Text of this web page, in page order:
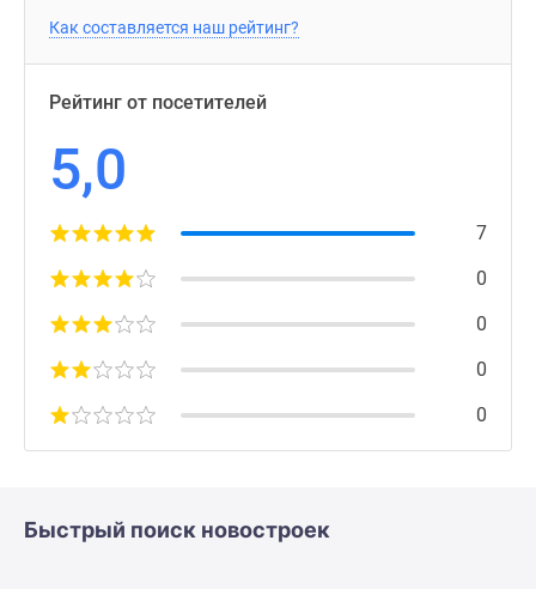
Как составляется наш рейтинг?
Рейтинг от посетителей
5,0
7
0
0
0
0
Быстрый поиск новостроек